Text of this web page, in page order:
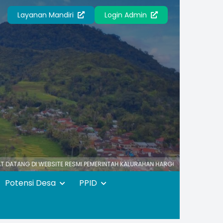
Layanan Mandiri Login Admin
WEBSITE RESMI PEMERINTAH KALURAHAN HARGOTIRTO HARGOTIRTO
Potensi Desa PPID